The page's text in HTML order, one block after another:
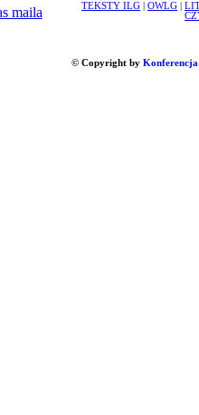
TEKSTY ILG OWLG
© Copyright by Konferencja